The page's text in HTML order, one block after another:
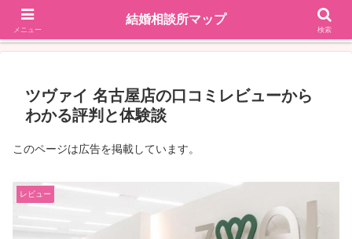
掲載依頼はこちら
ツヴァイ 名古屋店の口コミレビューから
わかる評判と体験談
このページは広告を掲載しています。
レビュー
メニュー
結婚相談所マップ
検索